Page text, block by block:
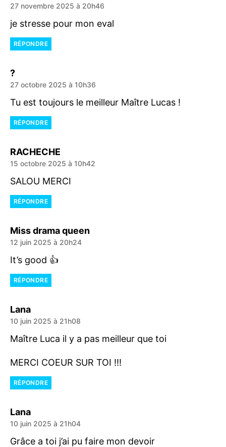
27 novembre 2025 à 20h46
je stresse pour mon eval
RÉPONDRE
?dit :
27 octobre 2025 à 10h36
Tu est toujours le meilleur Maître Lucas !
RÉPONDRE
RACHECHE
15 octobre 2025 à 10h42
SALOU MERCI
RÉPONDRE
Miss drama queendit :
12 juin 2025 à 20h24
It’s good 👍
RÉPONDRE
Lanadit :
10 juin 2025 à 21h08
Maître Luca il y a pas meilleur que toi
MERCI COEUR SUR TOI !!!
RÉPONDRE
Lanadit :
10 juin 2025 à 21h04
Grâce a toi j’ai pu faire mon devoir